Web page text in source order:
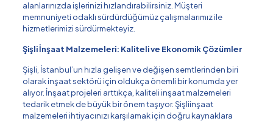
alanlarınızda işlerinizi hızlandırabilirsiniz. Müşteri
memnuniyeti odaklı sürdürdüğümüz çalışmalarımız ile
hizmetlerimizi sürdürmekteyiz.
Şişli İnşaat Malzemeleri: Kaliteli ve Ekonomik Çözümler
Şişli, İstanbul’un hızla gelişen ve değişen semtlerinden biri
olarak inşaat sektörü için oldukça önemli bir konumda yer
alıyor. İnşaat projeleri arttıkça, kaliteli inşaat malzemeleri
tedarik etmek de büyük bir önem taşıyor. Şişliinşaat
malzemeleri ihtiyacınızı karşılamak için doğru kaynaklara